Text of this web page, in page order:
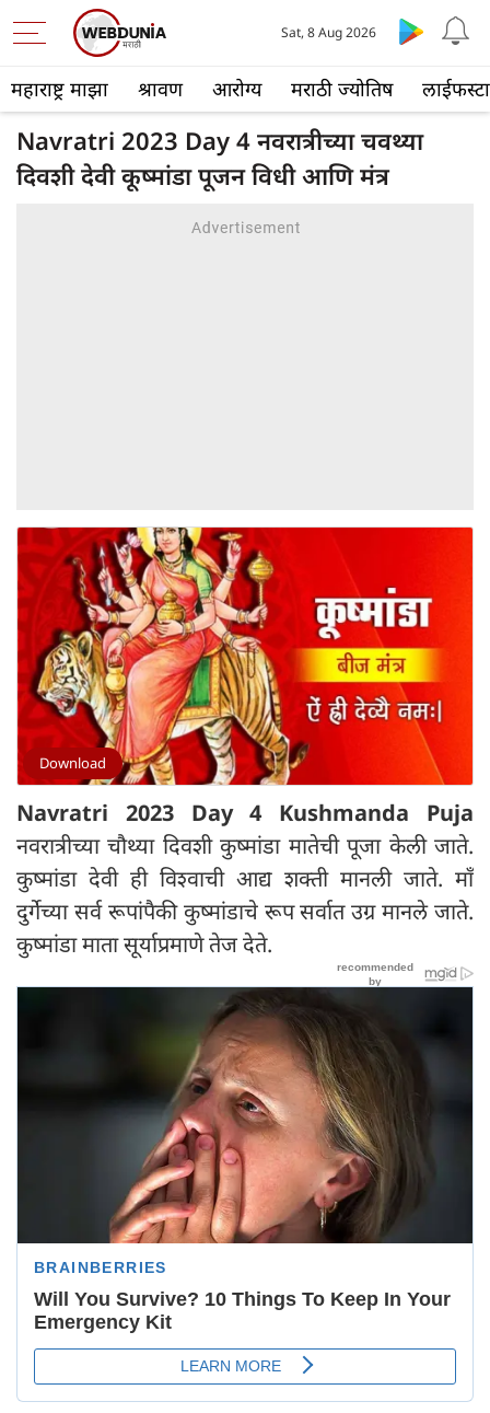
महाराष्ट्र माझा श्रावण आरोग्य मराठी ज्योतिष
Sat, 8 Aug 2026
Navratri 2023 Day 4 नवरात्रीच्या चवथ्या
दिवशी देवी कूष्मांडा पूजन विधी आणि मंत्र
Download
Navratri 2023 Day 4 Kushmanda Puja
नवरात्रीच्या चौथ्या दिवशी कुष्मांडा मातेची पूजा केली जाते.
कुष्मांडा देवी ही विश्वाची आद्य शक्ती मानली जाते. माँ
दुर्गेच्या सर्व रूपांपैकी कुष्मांडाचे रूप सर्वात उग्र मानले जाते.
कुष्मांडा माता सूर्याप्रमाणे तेज देते.